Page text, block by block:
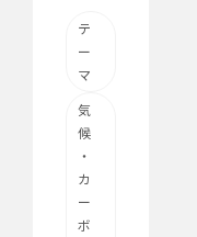
テ
ー
マ
気
候
・
カ
ー
ボ